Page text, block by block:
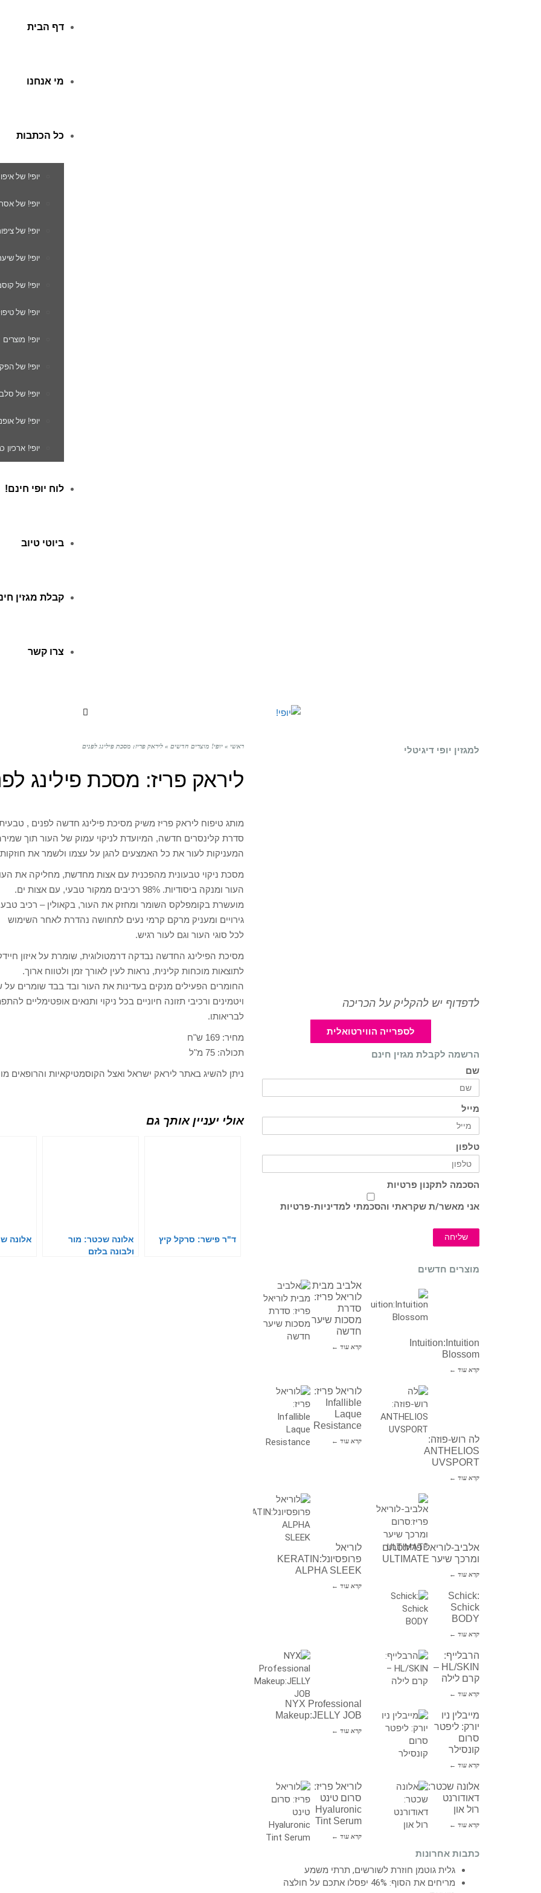
דף הבית
מי אנחנו
כל הכתבות
יופי! של
יופי! של
יופי! של
יופי! של
יופי! של
יופי! של
יופי!
יופי! של
יופי! של
יופי! של
יופי! ארכיון
לוח יופי חינם!
ביוטי טיוב
קבלת מגזין
צרו קשר
ראשי » יופי! מוצרים חדשים » ליראק פריז: מסכת פילינג לפנים
ליראק פריז: מסכת פילינג
מותג טיפוח ליראק פריז משיק מסיכת פילינג חדשה לפנים ,
סדרת קלינסרים חדשה, המיועדת לניקוי עמוק של העור תוך
המעניקות לעור את כל האמצעים להגן על עצמו ולשמר את
מסכת ניקוי טבעונית מהפכנית עם אצות מחדשת, מחליקה את
העור ומנקה ביסודיות. 98% רכיבים ממקור טבעי, עם אצות ים.
מועשרת בקומפלקס השומר ומחזק את העור, בקאולין – רכיב טבעי
גירויים ומעניק מרקם קרמי נעים לתחושה נהדרת לאחר השימוש
לכל סוגי העור וגם לעור רגיש.
מסיכת הפילינג החדשה נבדקה דרמטולוגית, שומרת על איזון
לתוצאות מוכחות קלינית, נראות לעין לאורך זמן ולטווח ארוך.
החומרים הפעילים מנקים בעדינות את העור ובד בבד שומרים
ויטמינים ורכיבי תזונה חיוניים בכל ניקוי ותנאים אופטימליים
לבריאותו.
מחיר: 169 ש"ח
תכולה: 75 מ"ל
ניתן להשיג באתר ליראק ישראל ואצל הקוסמטיקאיות והרופאים
אולי יעניין אותך גם
ד"ר פישר: סרקל קיץ
אלונה שכטר: מור
ולבונה בלזם
אלונה
למגזין יופי דיגיטלי
לדפדוף יש להקליק על הכריכה
לספרייה הווירטואלית
הרשמה לקבלת מגזין חינם
שם
מייל
טלפון
הסכמה לתקנון פרטיות
אני מאשר/ת שקראתי והסכמתי למדיניות-פרטיות
שליחה
מוצרים חדשים
אלביב מבית
לוריאל פריז:
סדרת
מסכות שיער
חדשה
קרא עוד ←
Intuition:Intuition
Blossom
קרא עוד ←
לוריאל פריז:
Infallible
Laque
Resistance
קרא עוד ←
לה רוש-פוזה:
ANTHELIOS
UVSPORT
קרא עוד ←
לוריאל
פרופסיונל:KERATIN
ALPHA SLEEK
קרא עוד ←
אלביב-לוריאל פריז:סרום
ומרכך שיער ULTIMATE
קרא עוד ←
Schick:
Schick
BODY
קרא עוד ←
NYX Professional
Makeup:JELLY JOB
קרא עוד ←
הרבלייף:
HL/SKIN –
קרם לילה
קרא עוד ←
מייבלין ניו
יורק: ליפטר
סרום
קונסילר
קרא עוד ←
לוריאל פריז:
סרום טינט
Hyaluronic
Tint Serum
קרא עוד ←
אלונה שכטר:
דאודורנט
רול און
קרא עוד ←
כתבות אחרונות
גלית גוטמן חוזרת לשורשים, תרתי משמע
מריחים את הסוף: 46% יפסלו אתכם על חולצה